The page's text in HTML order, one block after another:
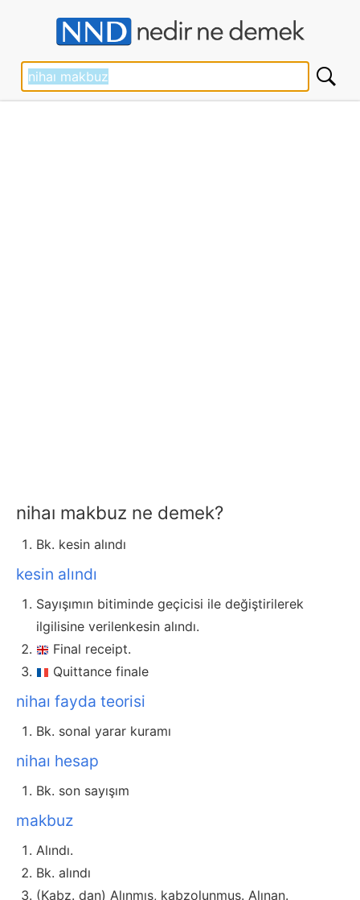
nihaı makbuz ne demek?
Bk. kesin alındı
kesin alındı
Sayışımın bitiminde geçicisi ile değiştirilerek
ilgilisine verilenkesin alındı.
Final receipt.
Quittance finale
nihaı fayda teorisi
Bk. sonal yarar kuramı
nihaı hesap
Bk. son sayışım
makbuz
Alındı.
Bk. alındı
(Kabz. dan) Alınmış, kabzolunmuş. Alınan.